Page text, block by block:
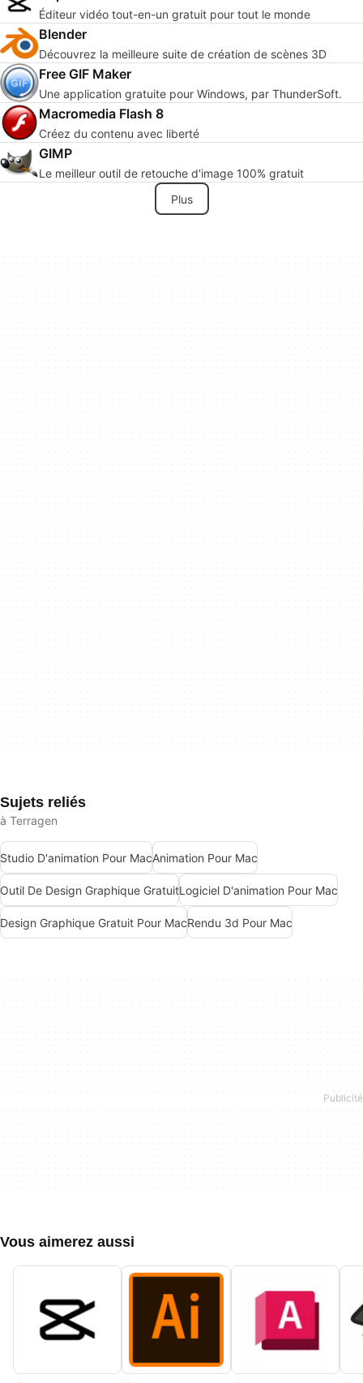
Éditeur vidéo tout-en-un gratuit pour tout le monde
Blender
Découvrez la meilleure suite de création de scènes 3D
Free GIF Maker
Une application gratuite pour Windows, par ThunderSoft.
Macromedia Flash 8
Créez du contenu avec liberté
GIMP
Le meilleur outil de retouche d'image 100% gratuit
Plus
Sujets reliés
à Terragen
Studio D'animation Pour MacAnimation Pour Mac
Outil De Design Graphique GratuitLogiciel D'animation Pour Mac
Design Graphique Gratuit Pour MacRendu 3d Pour Mac
Vous aimerez aussi